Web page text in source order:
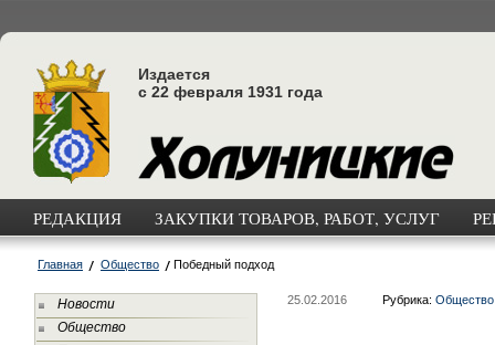
Издается
с 22 февраля 1931 года
РЕДАКЦИЯ ЗАКУПКИ ТОВАРОВ, РАБОТ, УСЛУГ
Главная Общество Победный подход
Новости
Общество
25.02.2016 Рубрика: Общество